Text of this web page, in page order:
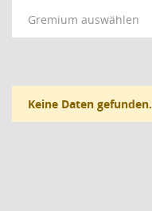
Gremium auswählen
Keine Daten gefunden.